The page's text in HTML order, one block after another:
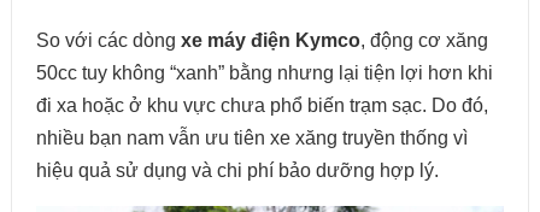
So với các dòng xe máy điện Kymco, động cơ xăng
50cc tuy không “xanh” bằng nhưng lại tiện lợi hơn khi
đi xa hoặc ở khu vực chưa phổ biến trạm sạc. Do đó,
nhiều bạn nam vẫn ưu tiên xe xăng truyền thống vì
hiệu quả sử dụng và chi phí bảo dưỡng hợp lý.